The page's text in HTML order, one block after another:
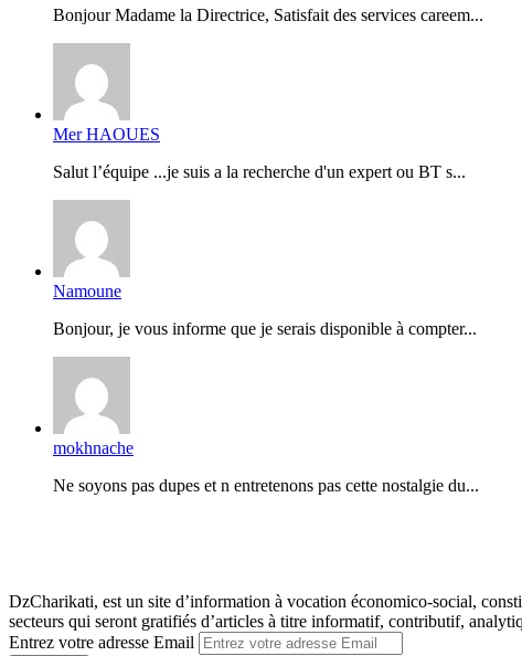
Bonjour Madame la Directrice, Satisfait des services careem...
Mer HAOUES
Salut l’équipe ...je suis a la recherche d'un expert ou BT s...
Namoune
Bonjour, je vous informe que je serais disponible à compter...
mokhnache
Ne soyons pas dupes et n entretenons pas cette nostalgie du...
DzCharikati, est un site d’information à vocation économico-social,
secteurs qui seront gratifiés d’articles à titre informatif, contributif,
Entrez votre adresse Email